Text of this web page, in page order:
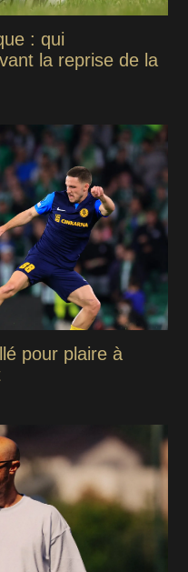
: qui
la reprise de la
pour plaire à